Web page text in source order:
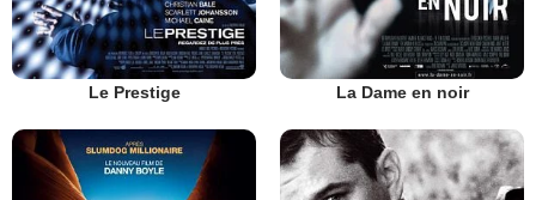
Le Prestige La Dame en noir